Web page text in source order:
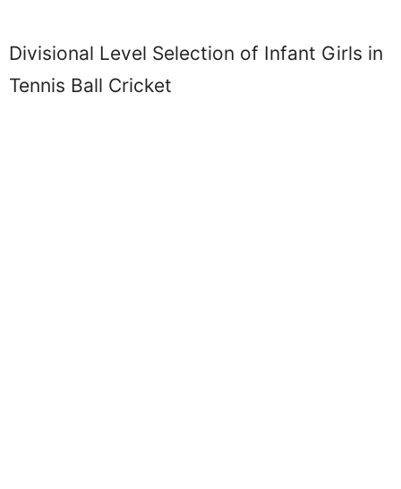
Divisional Level Selection of Infant Girls in
Tennis Ball Cricket